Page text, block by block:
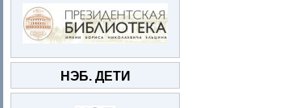
НЭБ. ДЕТИ